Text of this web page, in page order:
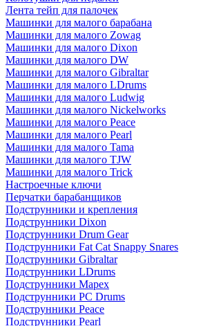
Лента тейп для палочек
Машинки для малого барабана
Машинки для малого Zowag
Машинки для малого Dixon
Машинки для малого DW
Машинки для малого Gibraltar
Машинки для малого LDrums
Машинки для малого Ludwig
Машинки для малого Nickelworks
Машинки для малого Peace
Машинки для малого Pearl
Машинки для малого Tama
Машинки для малого TJW
Машинки для малого Trick
Настроечные ключи
Перчатки барабанщиков
Подструнники и крепления
Подструнники Dixon
Подструнники Drum Gear
Подструнники Fat Cat Snappy Snares
Подструнники Gibraltar
Подструнники LDrums
Подструнники Mapex
Подструнники PC Drums
Подструнники Peace
Подструнники Pearl